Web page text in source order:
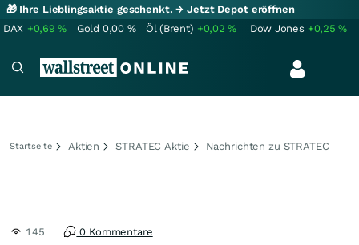
🎁 Ihre Lieblingsaktie geschenkt.→ Jetzt Depot eröffnen
DAX +0,69% Gold 0,00 % Öl (Brent) +0,02% Dow Jones +0,25%
Startseite Aktien STRATEC Aktie Nachrichten zu STRATEC
145 0 Kommentare